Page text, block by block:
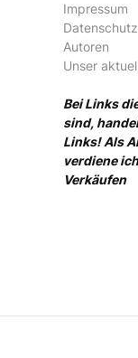
Impressum
Datenschutz
Autoren
Unser
Bei Links
sind,
Links! Als
verdiene
Verkäufen